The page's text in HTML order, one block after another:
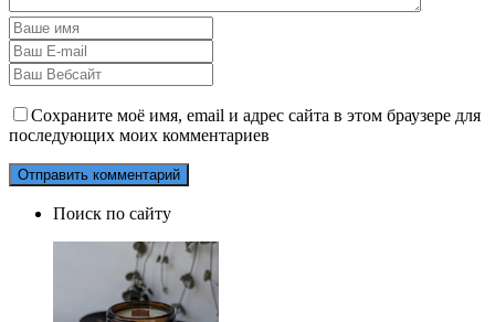
Сохраните моё имя, email и адрес сайта в этом браузере для
последующих моих комментариев
Поиск по сайту